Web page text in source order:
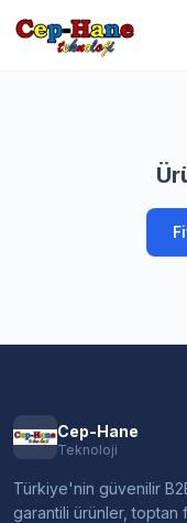
Cep-Hane
Teknoloji
Türkiye'nin güvenilir
garantili ürünler, toptan